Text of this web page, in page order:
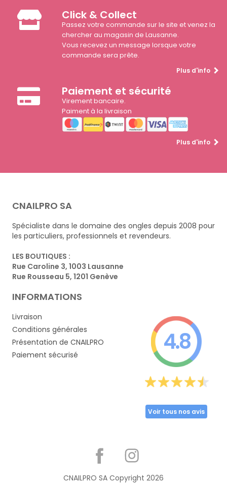
Click & Collect
Passez votre commande sur le site et venez la
chercher au magasin de Lausanne.
Vous recevez un message lorsque votre
commande sera prête.
Plus d'info
Paiement et sécurité
Virement bancaire.
Paiment à la livraison
Plus d'info
CNAILPRO SA
Spécialiste dans le domaine des ongles depuis 2008 pour
les particuliers, professionnels et revendeurs.
LES BOUTIQUES :
Rue Caroline 3, 1003 Lausanne
Rue Rousseau 5, 1201 Genève
INFORMATIONS
Livraison
Conditions générales
Présentation de CNAILPRO
Paiement sécurisé
4.8
Voir tous nos avis
CNAILPRO SA Copyright 2026